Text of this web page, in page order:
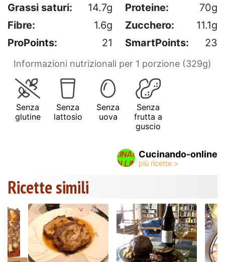
Grassi saturi:
14.7g Proteine:
70g
Fibre:
1.6g Zucchero:
11.1g
ProPoints:
21 SmartPoints: 23
Informazioni nutrizionali per 1 porzione (329g)
Senza
glutine
Senza
lattosio
Senza
uova
Senza
frutta a
guscio
Cucinando-online
Ricette simili